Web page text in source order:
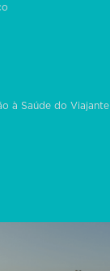
à Saúde do Viajante